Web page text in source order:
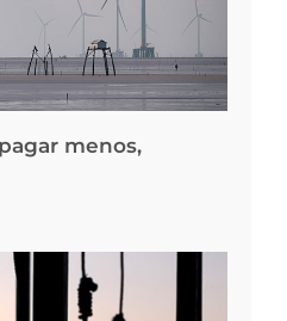
menos,